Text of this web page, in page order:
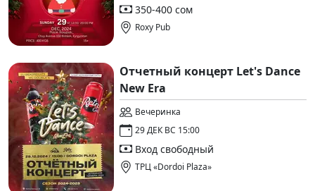
350-400 сом
Roxy Pub
Отчетный концерт Let's Dance
New Era
Вечеринка
29 ДЕК ВС 15:00
Вход свободный
ТРЦ «Dordoi Plaza»